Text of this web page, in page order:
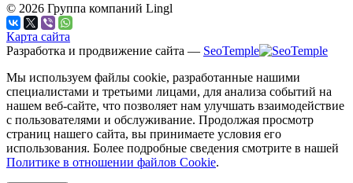
© 2026 Группа компаний Lingl
Карта сайта
Разработка и продвижение сайта — SeoTemple
Мы используем файлы cookie, разработанные нашими
специалистами и третьими лицами, для анализа событий на
нашем веб-сайте, что позволяет нам улучшать взаимодействие
с пользователями и обслуживание. Продолжая просмотр
страниц нашего сайта, вы принимаете условия его
использования. Более подробные сведения смотрите в нашей
Политике в отношении файлов Cookie.